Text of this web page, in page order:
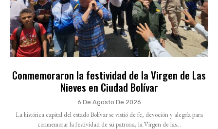
Conmemoraron la festividad de la Virgen de Las
Nieves en Ciudad Bolívar
6 De Agosto De 2026
La histórica capital del estado Bolívar se vistió de fe, devoción y alegría para
conmemorar la festividad de su patrona, la Virgen de las...